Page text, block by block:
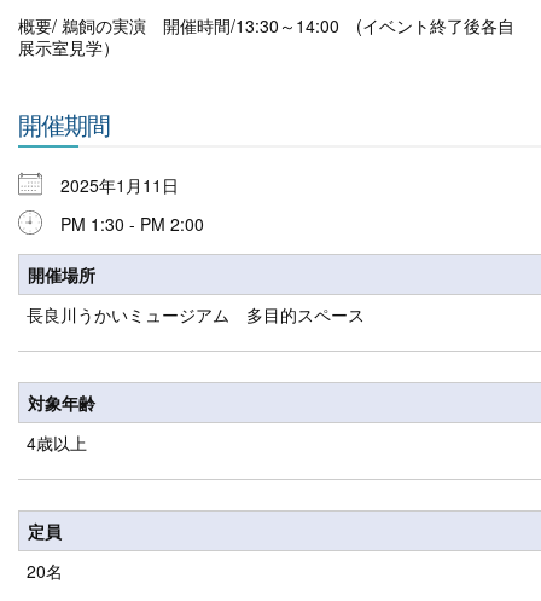
概要/ 鵜飼の実演 開催時間/13:30～14:00 (イベント終了後各自
展示室見学）
開催期間
2025年1月11日
PM 1:30 - PM 2:00
開催場所
長良川うかいミュージアム 多目的スペース
対象年齢
4歳以上
定員
20名